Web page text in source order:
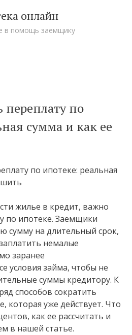
онлайн
в помощь заемщику
переплату по
сумма и как ее
жилье в кредит, важно
по ипотеке. Заемщики
сумму на длительный срок,
немалые
заранее
условия займа, чтобы не
суммы кредитору. К
способов сократить
которая уже действует. Что
как ее рассчитать и
в нашей статье.